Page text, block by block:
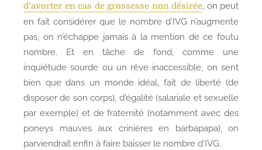
d’avorter en cas de grossesse non désirée , on peut
en fait considérer que le nombre d’IVG n’augmente
pas, on n’échappe jamais à la mention de ce foutu
nombre. Et en tâche de fond, comme une
inquiétude sourde ou un rêve inaccessible, on sent
bien que dans un monde idéal, fait de liberté (de
disposer de son corps), d’égalité (salariale et sexuelle
par exemple) et de fraternité (notamment avec des
poneys mauves aux crinières en barbapapa), on
parviendrait enfin à faire baisser le nombre d’IVG.